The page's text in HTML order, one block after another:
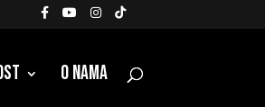
O nama